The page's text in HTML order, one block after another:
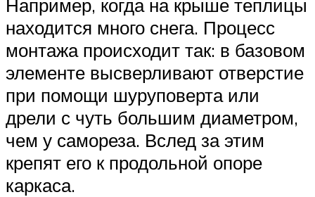
Например, когда на крыше теплицы
находится много снега. Процесс
монтажа происходит так: в базовом
элементе высверливают отверстие
при помощи шуруповерта или
дрели с чуть большим диаметром,
чем у самореза. Вслед за этим
крепят его к продольной опоре
каркаса.